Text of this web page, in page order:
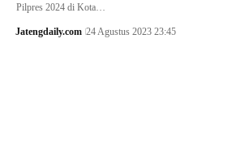
Pilpres 2024 di Kota…
Jatengdaily.com 24 Agustus 2023 23:45